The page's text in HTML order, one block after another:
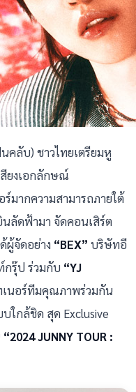
คลับ) ชาวไทยเตรียมหู
สียงเอกลักษณ์
มากความสามารถภายใต้
นลัดฟ้ามา จัดคอนเสิร์ต
ผู้จัดอย่าง “BEX” บริษัทอี
กรุ๊ป ร่วมกับ “YJ
นอร์ทีมคุณภาพร่วมกัน
ใกล้ชิด สุด Exclusive
“2024 JUNNY TOUR :